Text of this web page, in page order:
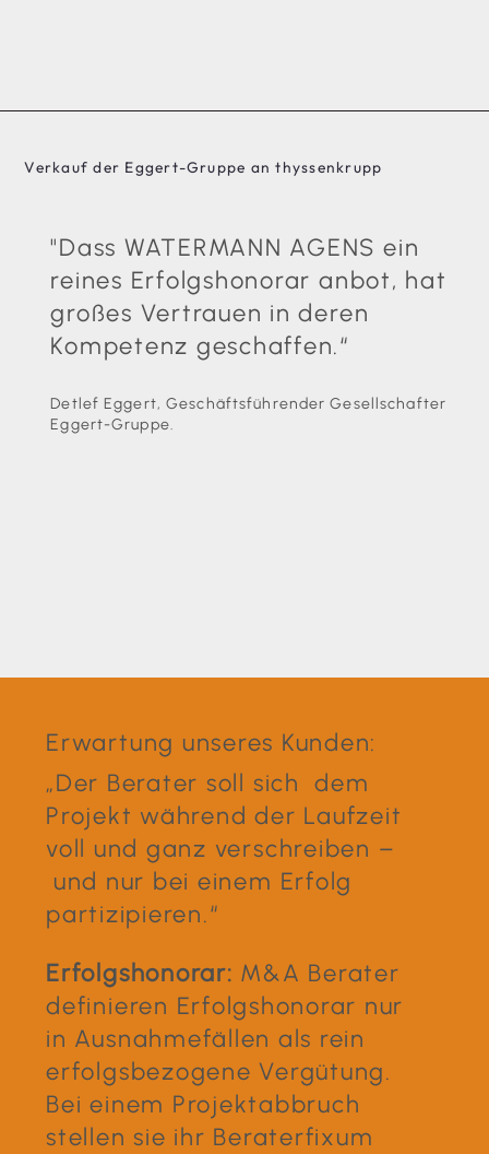
Verkauf der Eggert-Gruppe an thyssenkrupp
"Dass WATERMANN AGENS ein
reines Erfolgshonorar anbot, hat
großes Vertrauen in deren
Kompetenz geschaffen.“
Detlef Eggert, Geschäftsführender Gesellschafter
Eggert-Gruppe.
Erwartung unseres Kunden:
„Der Berater soll sich dem
Projekt während der Laufzeit
voll und ganz verschreiben –
und nur bei einem Erfolg
partizipieren.“
Erfolgshonorar: M&A Berater
definieren Erfolgshonorar nur
in Ausnahmefällen als rein
erfolgsbezogene Vergütung.
Bei einem Projektabbruch
stellen sie ihr Beraterfixum